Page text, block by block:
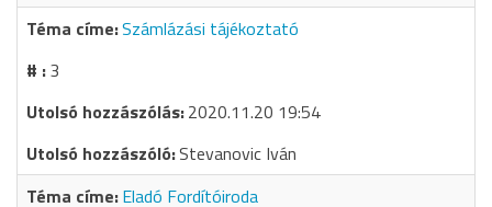
Számlázási tájékoztató
3
2020.11.20 19:54
Stevanovic Iván
Eladó Fordítóiroda